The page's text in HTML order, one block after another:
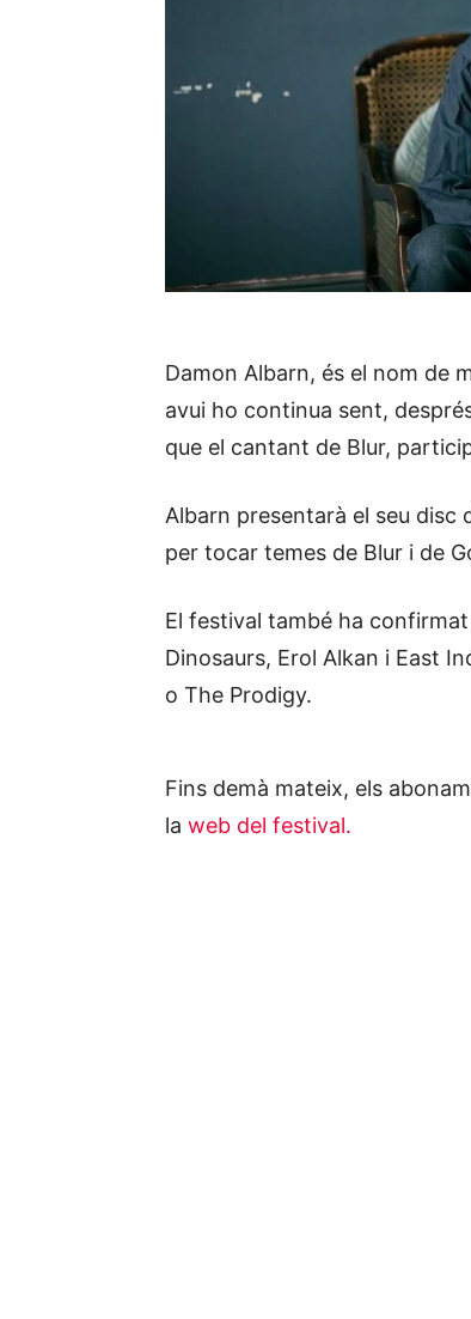
Damon Albarn, és el nom de
avui ho continua sent,
que el cantant de Blur,
Albarn presentarà el seu
per tocar temes de Blur i de
El festival també ha
Dinosaurs, Erol Alkan i East
o The Prodigy.
Fins demà mateix, els
la web del festival.